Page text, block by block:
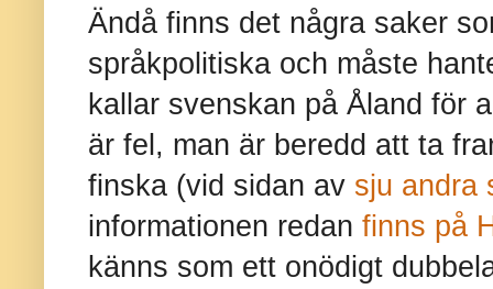
Ändå finns det några saker
språkpolitiska och måste
kallar svenskan på Åland för
är fel, man är beredd att ta
finska (vid sidan av sju andra
informationen redan finns på
känns som ett onödigt